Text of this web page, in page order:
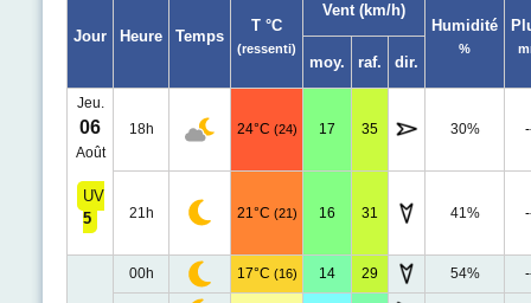
Jour Heure Temps
T °C
(ressenti)
Vent (km/h)
Humidité
%
moy. raf. dir.
Jeu.
06
Août
UV
5
18h 24°C (24) 17 35 30%
21h 21°C (21) 16 31 41%
00h 17°C (16) 14 29 54%